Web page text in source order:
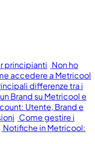
principianti Non ho
accedere a Metricool
differenze tra i
Brand su Metricool e
Utente, Brand e
Come gestire i
Notifiche in Metricool: